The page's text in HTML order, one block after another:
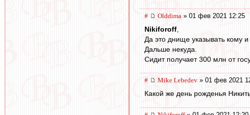
# Olddima » 01 фев 2021 12:25
Nikiforoff
Да это днище указывать кому и
Дальше некуда.
Сидит получает 300 млн от
# Mike Lebedev » 01 фев 2021
Какой же день рожденья